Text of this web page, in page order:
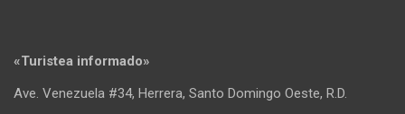
«Turistea informado»
Ave. Venezuela #34, Herrera, Santo Domingo Oeste, R.D.